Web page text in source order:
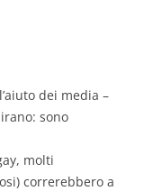
dei media –
sono
molti
correrebbero a